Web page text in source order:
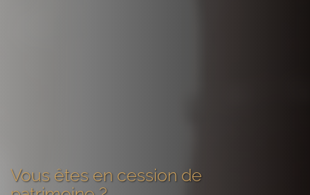
Vous êtes en cession de